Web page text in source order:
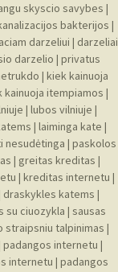
skyscio savybes |
bakterijos |
darzeliui | darzeliai
darzelio | privatus
| kiek kainuoja
kainuoja itempiamos |
| lubos vilniuje |
| laiminga kate |
nesudėtinga | paskolos
| greitas kreditas |
| kreditas internetu |
draskykles katems |
su ciuozykla | sausas
straipsniu talpinimas |
padangos internetu |
internetu | padangos